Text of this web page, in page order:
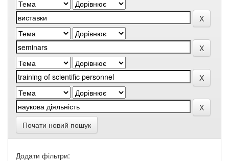
Почати новий пошук
Додати фільтри: